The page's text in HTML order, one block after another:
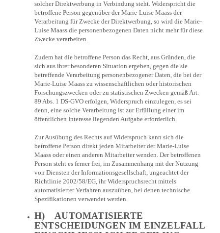
solcher Direktwerbung in Verbindung steht. Widerspricht die
betroffene Person gegenüber der Marie-Luise Maass der
Verarbeitung für Zwecke der Direktwerbung, so wird die Marie-
Luise Maass die personenbezogenen Daten nicht mehr für diese
Zwecke verarbeiten.
Zudem hat die betroffene Person das Recht, aus Gründen, die
sich aus ihrer besonderen Situation ergeben, gegen die sie
betreffende Verarbeitung personenbezogener Daten, die bei der
Marie-Luise Maass zu wissenschaftlichen oder historischen
Forschungszwecken oder zu statistischen Zwecken gemäß Art.
89 Abs. 1 DS-GVO erfolgen, Widerspruch einzulegen, es sei
denn, eine solche Verarbeitung ist zur Erfüllung einer im
öffentlichen Interesse liegenden Aufgabe erforderlich.
Zur Ausübung des Rechts auf Widerspruch kann sich die
betroffene Person direkt jeden Mitarbeiter der Marie-Luise
Maass oder einen anderen Mitarbeiter wenden. Der betroffenen
Person steht es ferner frei, im Zusammenhang mit der Nutzung
von Diensten der Informationsgesellschaft, ungeachtet der
Richtlinie 2002/58/EG, ihr Widerspruchsrecht mittels
automatisierter Verfahren auszuüben, bei denen technische
Spezifikationen verwendet werden.
H) AUTOMATISIERTE
ENTSCHEIDUNGEN IM EINZELFALL